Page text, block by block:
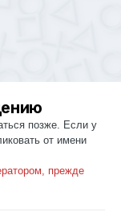
позже. Если у
от имени
прежде